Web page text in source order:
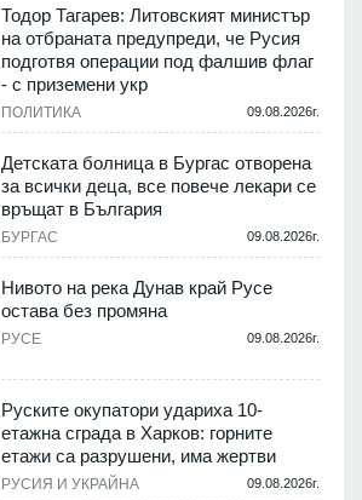
Тодор Тагарев: Литовският министър
на отбраната предупреди, че Русия
подготвя операции под фалшив флаг
- с приземени укр
ПОЛИТИКА 09.08.2026г.
Детската болница в Бургас отворена
за всички деца, все повече лекари се
връщат в България
БУРГАС 09.08.2026г.
Нивото на река Дунав край Русе
остава без промяна
РУСЕ 09.08.2026г.
Руските окупатори удариха 10-
етажна сграда в Харков: горните
етажи са разрушени, има жертви
РУСИЯ И УКРАЙНА 09.08.2026г.